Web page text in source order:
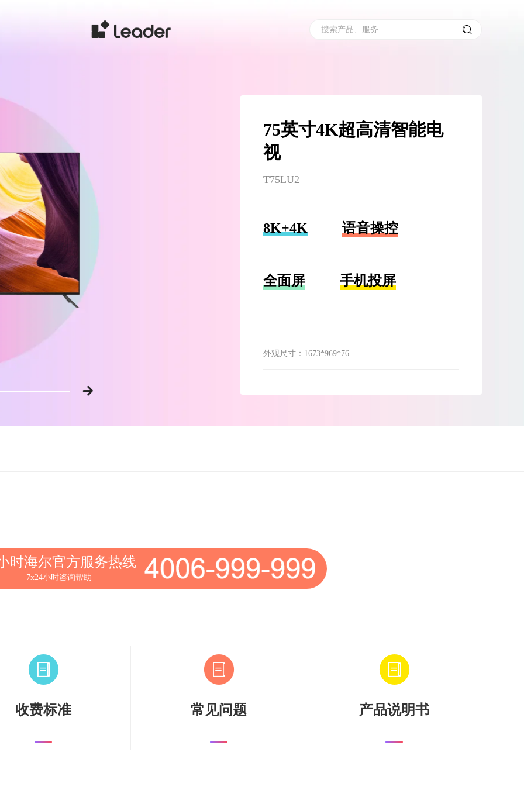
搜索产品、服务
75英寸4K超高清智能电
视
T75LU2
8K+4K 语音操控
全面屏 手机投屏
外观尺寸： 1673*969*76
时海尔官方服务热线
7x24小时咨询帮助
收费标准 常见问题 产品说明书